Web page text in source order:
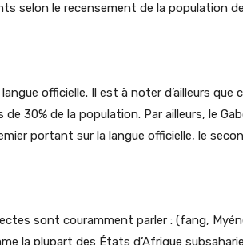
selon le recensement de la population
officielle. Il est à noter d’ailleurs que
de 30% de la population. Par ailleurs, le
portant sur la langue officielle, le
sont couramment parler : (fang,
la plupart des États d’Afrique